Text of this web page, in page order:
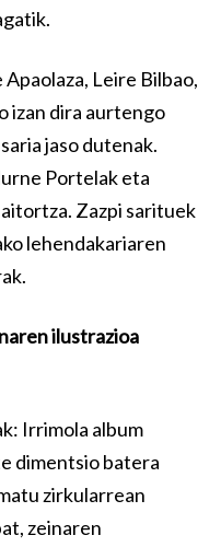
Leire Bilbao,
izan dira aurtengo
jaso dutenak.
Portelak eta
Zazpi sarituek
lehendakariaren
ilustrazioa
Irrimola album
dimentsio batera
zirkularrean
zeinaren